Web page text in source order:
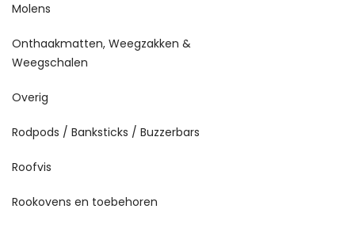
Molens
Onthaakmatten, Weegzakken &
Weegschalen
Overig
Rodpods / Banksticks / Buzzerbars
Roofvis
Rookovens en toebehoren